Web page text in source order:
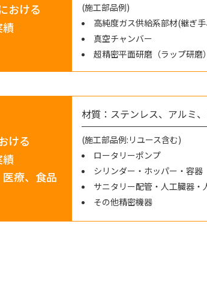
おける
績
(施工部品例)
高純度ガス供給系部材(継ぎ
真空チャンバー
超精密平面研磨（ラップ研磨）
ける
績
療、食品
材質：ステンレス、アルミ
(施工部品例:リユース含む)
ロータリーポンプ
シリンダー・ホッパー・容器
サニタリー配管・人工臓器
その他精密機器